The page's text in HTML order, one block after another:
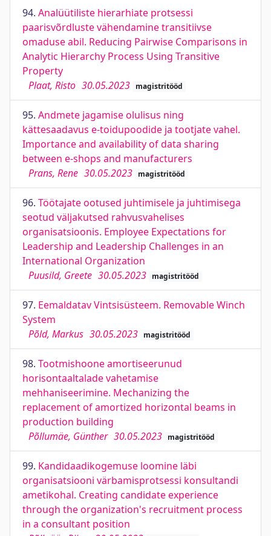
94. Analüütiliste hierarhiate protsessi
paarisvõrdluste vähendamine transitiivse
omaduse abil. Reducing Pairwise Comparisons in
Analytic Hierarchy Process Using Transitive
Property
Plaat, Risto 30.05.2023 magistritööd
95. Andmete jagamise olulisus ning
kättesaadavus e-toidupoodide ja tootjate vahel.
Importance and availability of data sharing
between e-shops and manufacturers
Prans, Rene 30.05.2023 magistritööd
96. Töötajate ootused juhtimisele ja juhtimisega
seotud väljakutsed rahvusvahelises
organisatsioonis. Employee Expectations for
Leadership and Leadership Challenges in an
International Organization
Puusild, Greete 30.05.2023 magistritööd
97. Eemaldatav Vintsisüsteem. Removable Winch
System
Põld, Markus 30.05.2023 magistritööd
98. Tootmishoone amortiseerunud
horisontaaltalade vahetamise
mehhaniseerimine. Mechanizing the
replacement of amortized horizontal beams in
production building
Põllumäe, Günther 30.05.2023 magistritööd
99. Kandidaadikogemuse loomine läbi
organisatsiooni värbamisprotsessi konsultandi
ametikohal. Creating candidate experience
through the organization's recruitment process
in a consultant position